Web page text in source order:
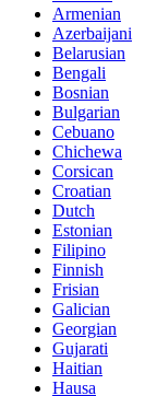
Armenian
Azerbaijani
Belarusian
Bengali
Bosnian
Bulgarian
Cebuano
Chichewa
Corsican
Croatian
Dutch
Estonian
Filipino
Finnish
Frisian
Galician
Georgian
Gujarati
Haitian
Hausa